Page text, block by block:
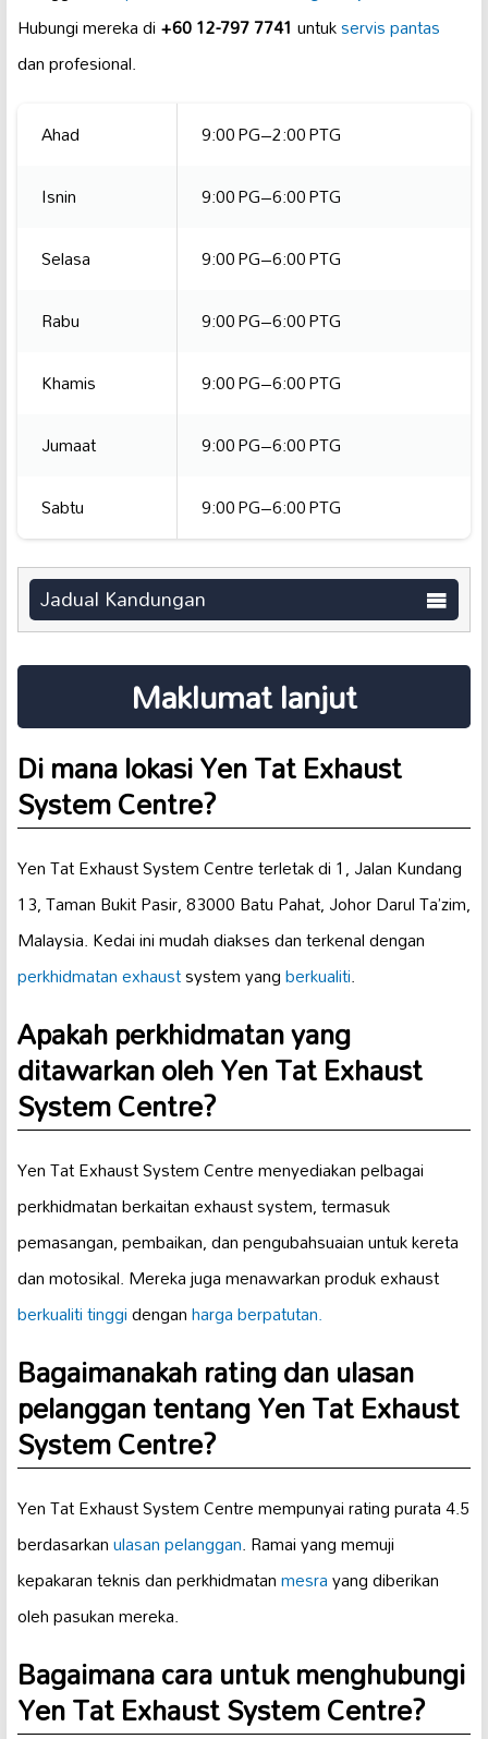
Hubungi mereka di+60 12-797 7741 untukservis pantas
dan profesional.
Ahad
9:00 PG–2:00 PTG
Isnin
9:00 PG–6:00 PTG
Selasa
9:00 PG–6:00 PTG
Rabu
9:00 PG–6:00 PTG
Khamis
9:00 PG–6:00 PTG
Jumaat
9:00 PG–6:00 PTG
Sabtu
9:00 PG–6:00 PTG
Jadual Kandungan
Maklumat lanjut
Di mana lokasi Yen Tat Exhaust
System Centre?
Yen Tat Exhaust System Centre terletak di 1, Jalan Kundang
13, Taman Bukit Pasir, 83000 Batu Pahat, Johor Darul Ta’zim,
Malaysia. Kedai ini mudah diakses dan terkenal dengan
perkhidmatan exhaustsystem yangberkualiti.
Apakah perkhidmatan yang
ditawarkan oleh Yen Tat Exhaust
System Centre?
Yen Tat Exhaust System Centre menyediakan pelbagai
perkhidmatan berkaitan exhaust system, termasuk
pemasangan, pembaikan, dan pengubahsuaian untuk kereta
dan motosikal. Mereka juga menawarkan produk exhaust
berkualiti tinggidenganharga berpatutan.
Bagaimanakah rating dan ulasan
pelanggan tentang Yen Tat Exhaust
System Centre?
Yen Tat Exhaust System Centre mempunyai rating purata 4.5
berdasarkanulasan pelanggan. Ramai yang memuji
kepakaran teknis dan perkhidmatanmesrayang diberikan
oleh pasukan mereka.
Bagaimana cara untuk menghubungi
Yen Tat Exhaust System Centre?